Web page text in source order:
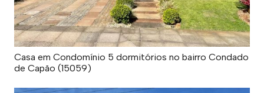
Casa em Condomínio 5 dormitórios no bairro Condado
de Capão (15059)